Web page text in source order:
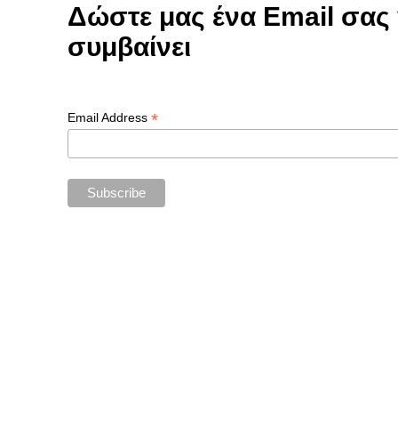
Δώστε μας ένα Email σας
συμβαίνει
Email Address *